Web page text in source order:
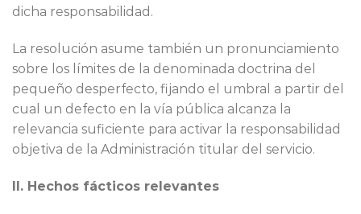
dicha responsabilidad.
La resolución asume también un pronunciamiento
sobre los límites de la denominada doctrina del
pequeño desperfecto, fijando el umbral a partir del
cual un defecto en la vía pública alcanza la
relevancia suficiente para activar la responsabilidad
objetiva de la Administración titular del servicio.
II. Hechos fácticos relevantes